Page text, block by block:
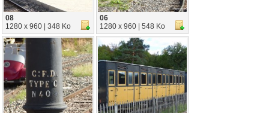
08
1280 x 960 | 348 Ko
06
1280 x 960 | 548 Ko